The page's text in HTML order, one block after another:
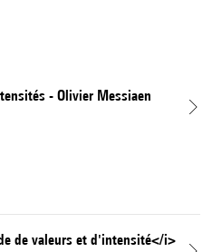
- Olivier Messiaen
de valeurs et d'intensité</i>